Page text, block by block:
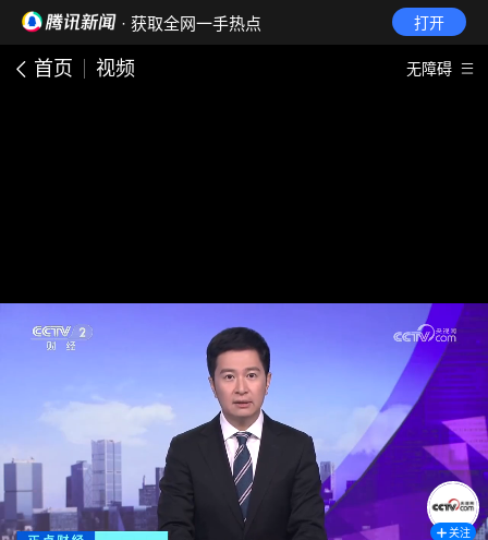
· 获取全网一手热点 打开
首页 视频 无障碍
关注